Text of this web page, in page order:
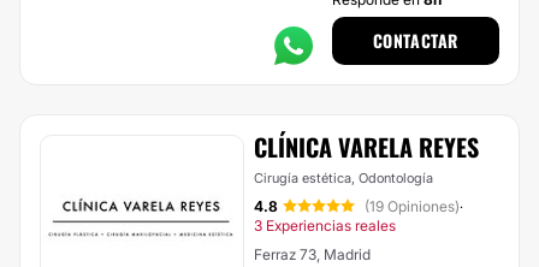
CONTACTAR
CLÍNICA VARELA REYES
Cirugía estética, Odontología
4.8 (19 Opiniones)·
3 Experiencias reales
Ferraz 73, Madrid